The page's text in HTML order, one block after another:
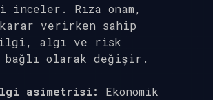
Rıza onam,
verirken sahip
algı ve risk
bağlı olarak değişir.
asimetrisi:
Ekonomik